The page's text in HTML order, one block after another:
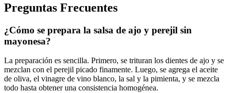
Preguntas Frecuentes
¿Cómo se prepara la salsa de ajo y perejil sin
mayonesa?
La preparación es sencilla. Primero, se trituran los dientes de ajo y se
mezclan con el perejil picado finamente. Luego, se agrega el aceite
de oliva, el vinagre de vino blanco, la sal y la pimienta, y se mezcla
todo hasta obtener una consistencia homogénea.